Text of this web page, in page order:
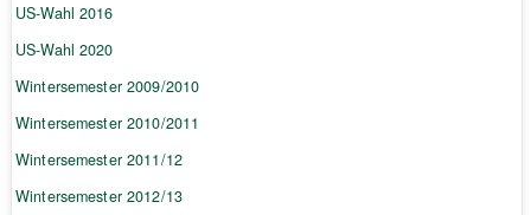
US-Wahl 2016
US-Wahl 2020
Wintersemester 2009/2010
Wintersemester 2010/2011
Wintersemester 2011/12
Wintersemester 2012/13